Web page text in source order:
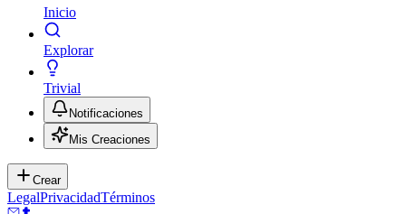
Inicio
Explorar
Trivial
Notificaciones
Mis Creaciones
Crear
LegalPrivacidadTérminos